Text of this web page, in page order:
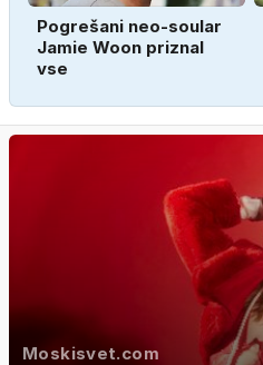
Pogrešani neo-soular
Jamie Woon priznal
vse
Moskisvet.com